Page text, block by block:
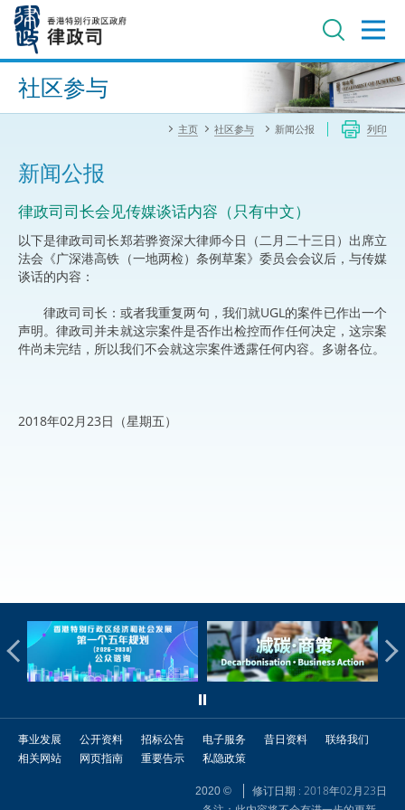
内
进阶搜寻
社区参与
主页 社区参与 新闻公报 列印
新闻公报
律政司司长会见传媒谈话内容（只有中文）
以下是律政司司长郑若骅资深大律师今日（二月二十三日）出席立
法会《广深港高铁（一地两检）条例草案》委员会会议后，与传媒
谈话的内容：
律政司司长：或者我重复两句，我们就UGL的案件已作出一个
声明。律政司并未就这宗案件是否作出检控而作任何决定，这宗案
件尚未完结，所以我们不会就这宗案件透露任何内容。多谢各位。
2018年02月23日（星期五）
事业发展 公开资料 招标公告 电子服务 昔日资料
联络我们
相关网站
网页指南 重要告示 私隐政策
2020 ©
修订日期 : 2018年02月23日